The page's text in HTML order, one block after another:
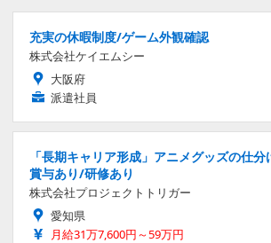
充実の休暇制度/ゲーム外観確認
株式会社ケイエムシー
大阪府
派遣社員
「長期キャリア形成」アニメグッズの仕
賞与あり/研修あり
株式会社プロジェクトトリガー
愛知県
月給31万7,600円～59万円